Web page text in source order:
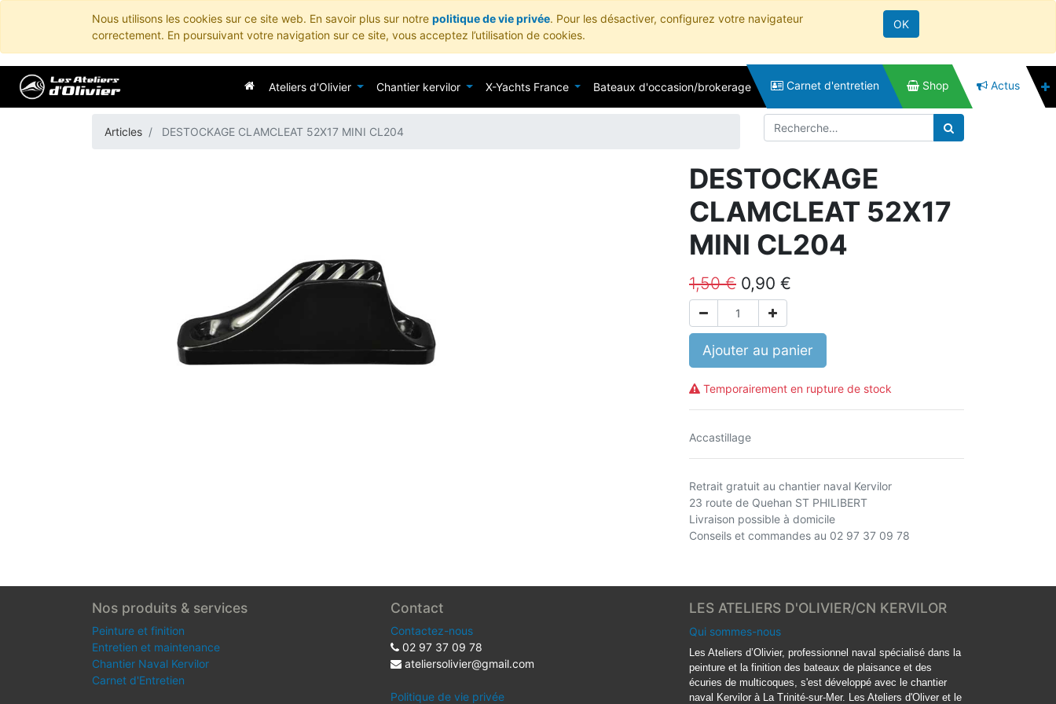
Nous utilisons les cookies sur ce site web. En savoir plus sur notre politique de vie privée. Pour les désactiver, configurez votre navigateur
correctement. En poursuivant votre navigation sur ce site, vous acceptez l’utilisation de cookies.
OK
Ateliers d'Olivier Chantier kervilor X-Yachts France Bateaux d'occasion/brokerage Carnet d'entretien Shop Actus
Articles DESTOCKAGE CLAMCLEAT 52X17 MINI CL204
DESTOCKAGE
CLAMCLEAT 52X17
MINI CL204
1,50€ 0,90 €
Ajouter au panier
Temporairement en rupture de stock
Accastillage
Retrait gratuit au chantier naval Kervilor
23 route de Quehan ST PHILIBERT
Livraison possible à domicile
Conseils et commandes au 02 97 37 09 78
Nos produits & services
Peinture et finition
Entretien et maintenance
Chantier Naval Kervilor
Carnet d'Entretien
Contact
Contactez-nous
02 97 37 09 78
ateliersolivier@gmail.com
Politique de vie privée
LES ATELIERS D'OLIVIER/CN KERVILOR
Qui sommes-nous
Les Ateliers d’Olivier, professionnel naval spécialisé dans la
peinture et la finition des bateaux de plaisance et des
écuries de multicoques, s'est développé avec le chantier
naval Kervilor à La Trinité-sur-Mer. Les Ateliers d'Oliver et le